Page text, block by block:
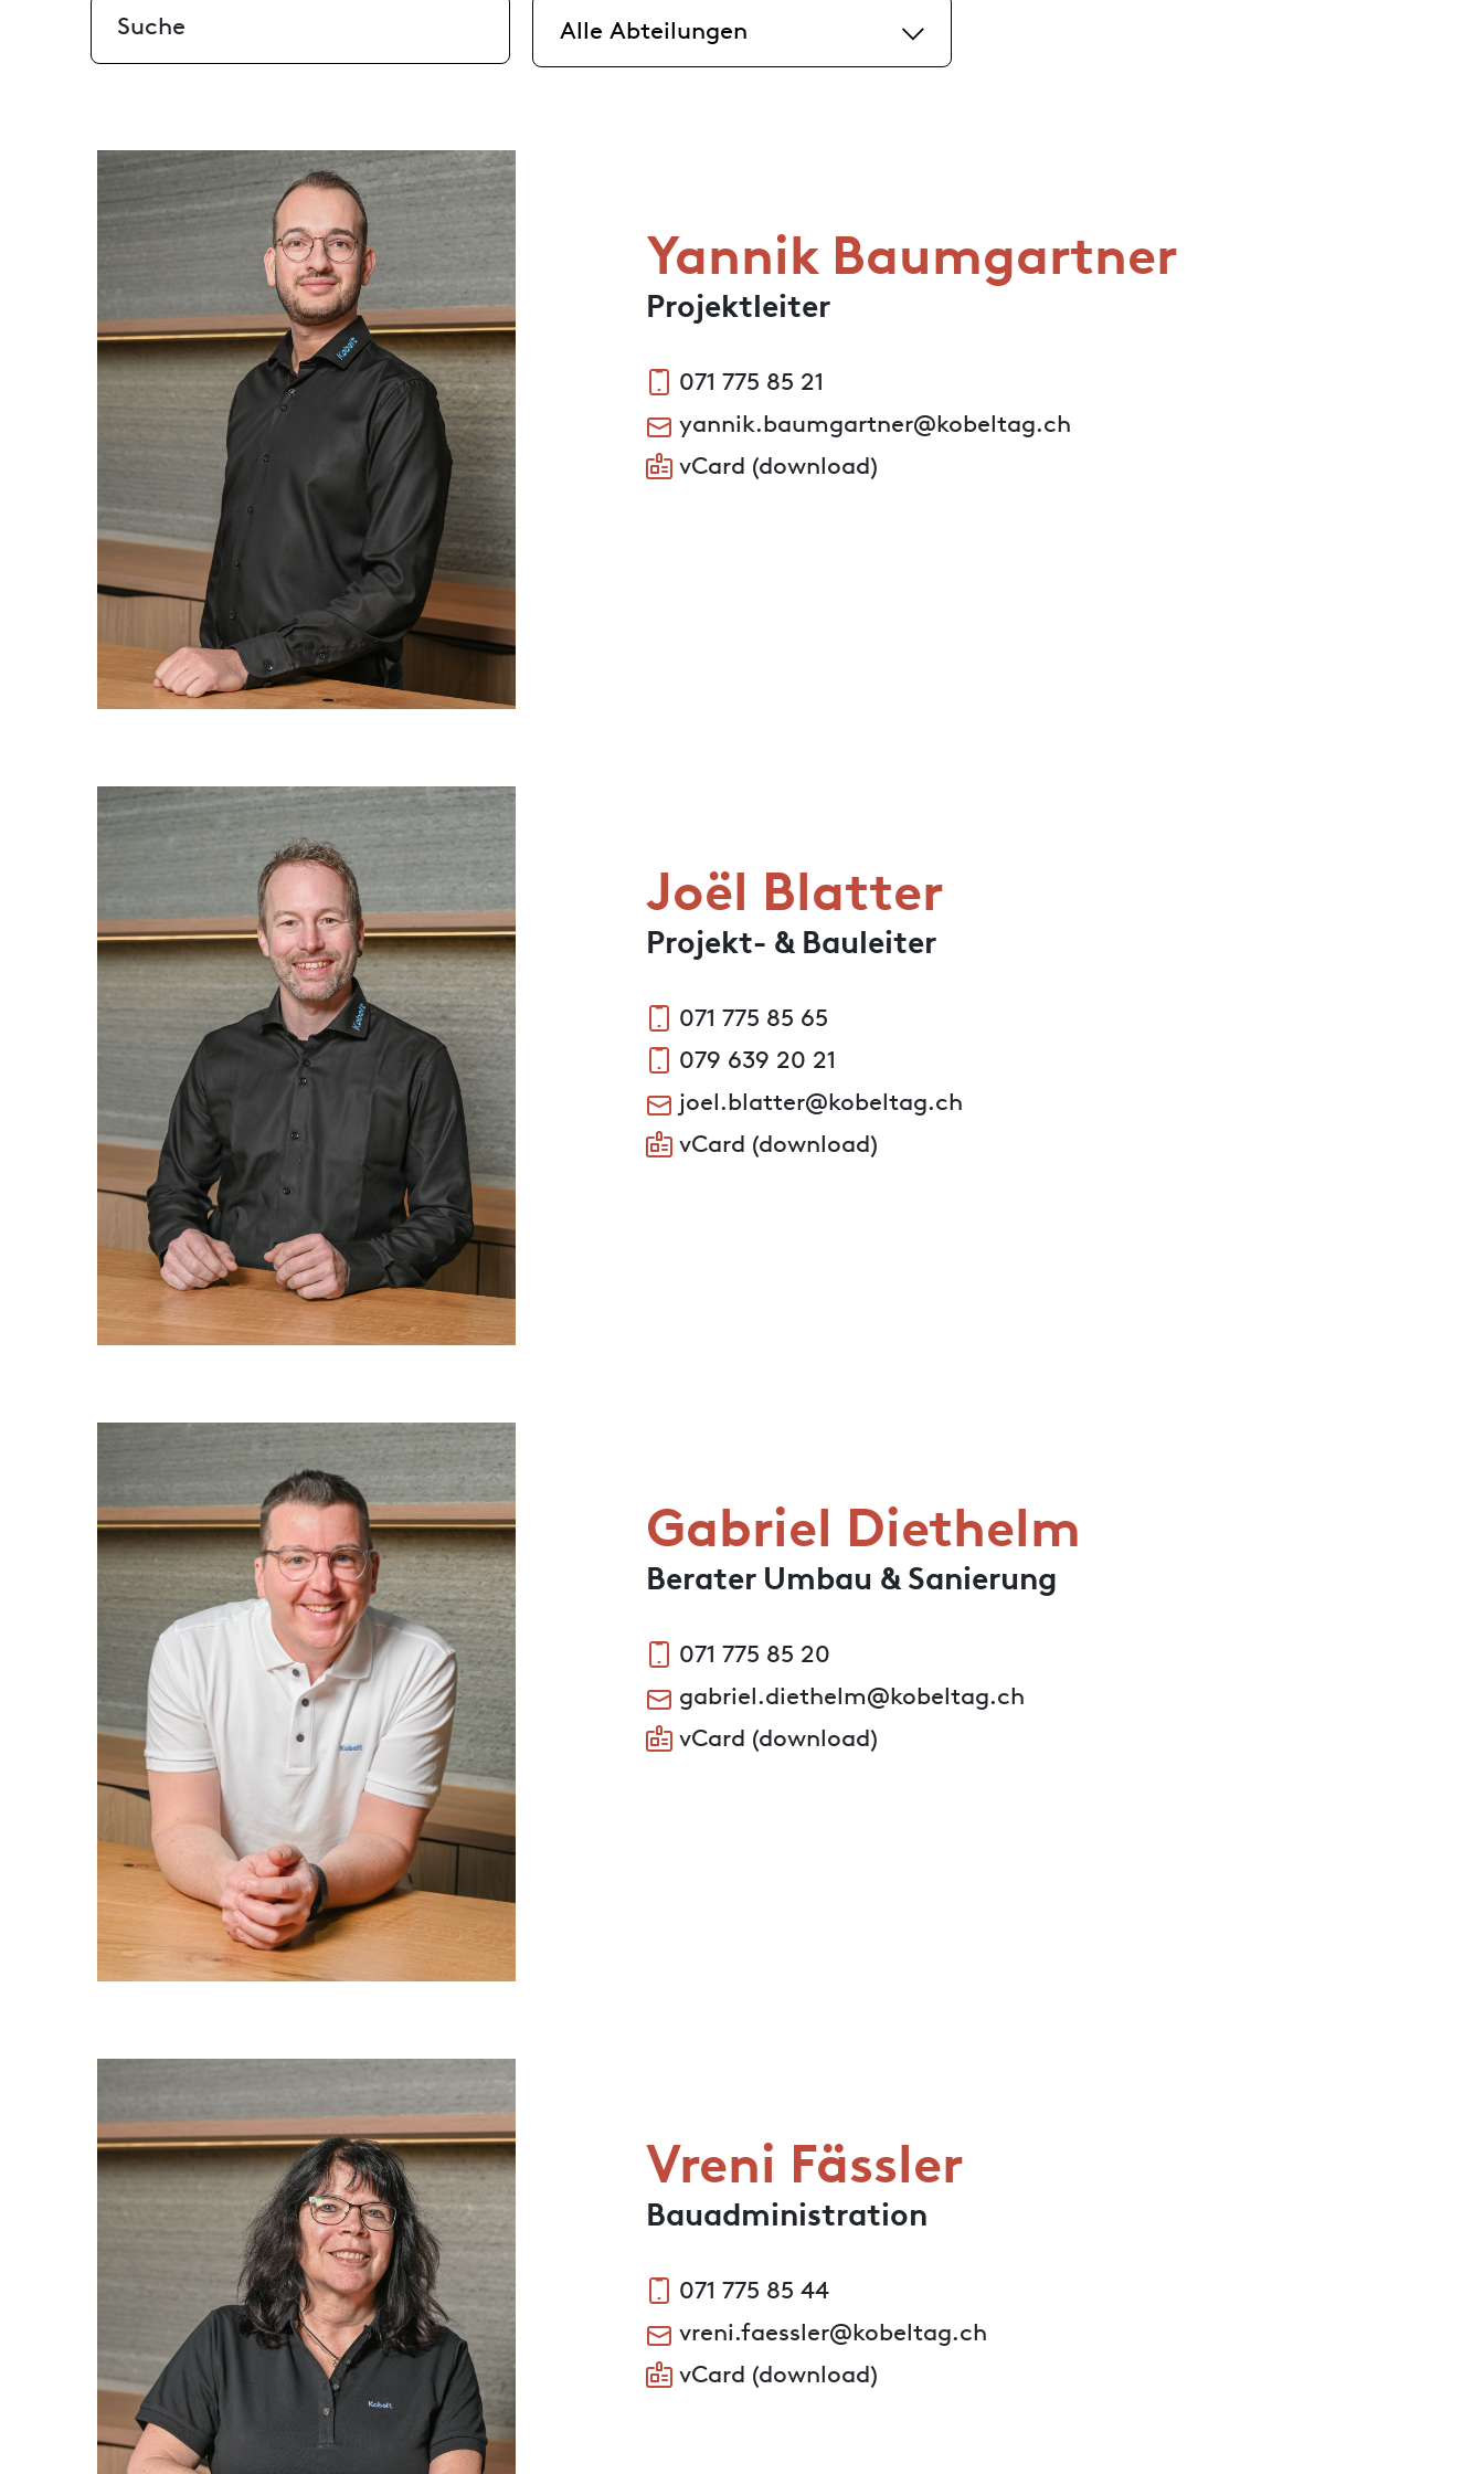
Suche
Yannik Baumgartner
Projektleiter
071 775 85 21
yannik.baumgartner@kobeltag.ch
vCard (download)
Joël Blatter
Projekt- & Bauleiter
071 775 85 65
079 639 20 21
joel.blatter@kobeltag.ch
vCard (download)
Gabriel Diethelm
Berater Umbau & Sanierung
071 775 85 20
gabriel.diethelm@kobeltag.ch
vCard (download)
Vreni Fässler
Bauadministration
071 775 85 44
vreni.faessler@kobeltag.ch
vCard (download)